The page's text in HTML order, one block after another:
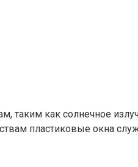
как солнечное
пластиковые окна